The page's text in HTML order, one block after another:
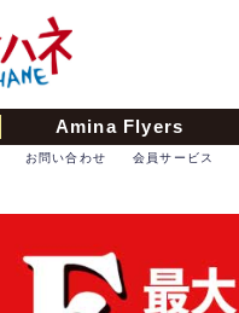
Amina Flyers
会員サービス
お問い合わせ